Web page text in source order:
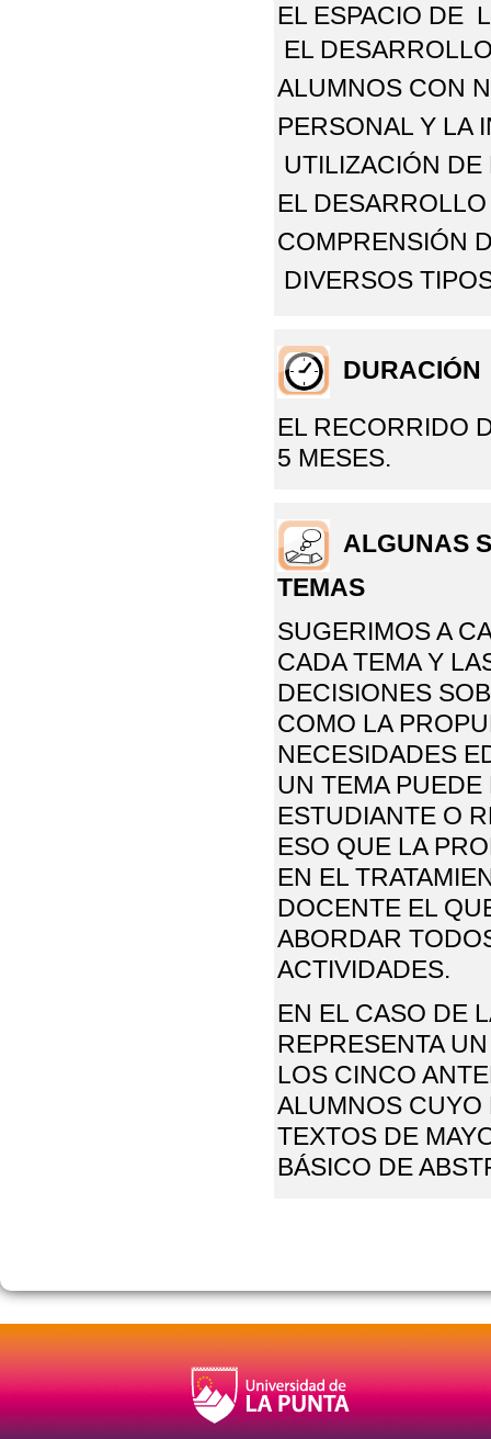
EL ESPACIO DE
EL
ALUMNOS CON
PERSONAL Y LA
UTILIZACIÓN DE
EL
COMPRENSIÓN
DIVERSOS
DURACIÓN
EL RECORRIDO
5 MESES.
ALGUNAS
TEMAS
SUGERIMOS A
CADA TEMA Y
DECISIONES
COMO LA
NECESIDADES
UN TEMA PUEDE
ESTUDIANTE O
ESO QUE LA
EN EL
DOCENTE EL
ABORDAR
ACTIVIDADES.
EN EL CASO DE
REPRESENTA
LOS CINCO
ALUMNOS CUYO
TEXTOS DE
BÁSICO DE